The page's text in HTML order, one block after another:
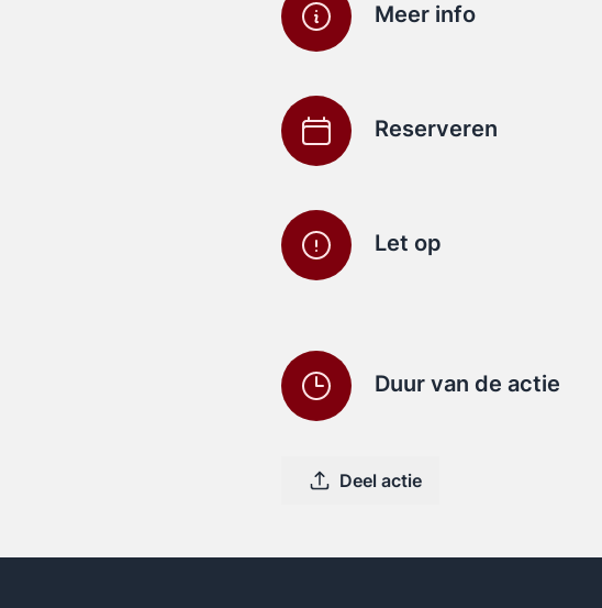
Meer info
Reserveren
Let op
Duur van de actie
Deel actie